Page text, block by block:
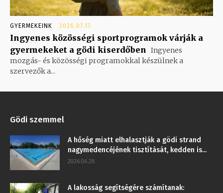
GYERMEKEINK 2026.07.17.
Ingyenes közösségi sportprogramok várják a
gyermekeket a gödi kiserdőben Ingyenes
mozgás- és közösségi programokkal készülnek a
szervezők a...
Gödi szemmel
A hőség miatt elhalasztják a gödi strand
nagymedencéjének tisztítását, kedden is...
2026.06.29.
A lakosság segítségére számítanak: